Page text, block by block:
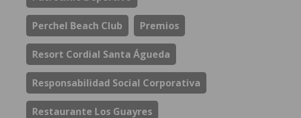
Perchel Beach Club Premios
Resort Cordial Santa Águeda
Responsabilidad Social Corporativa
Restaurante Los Guayres